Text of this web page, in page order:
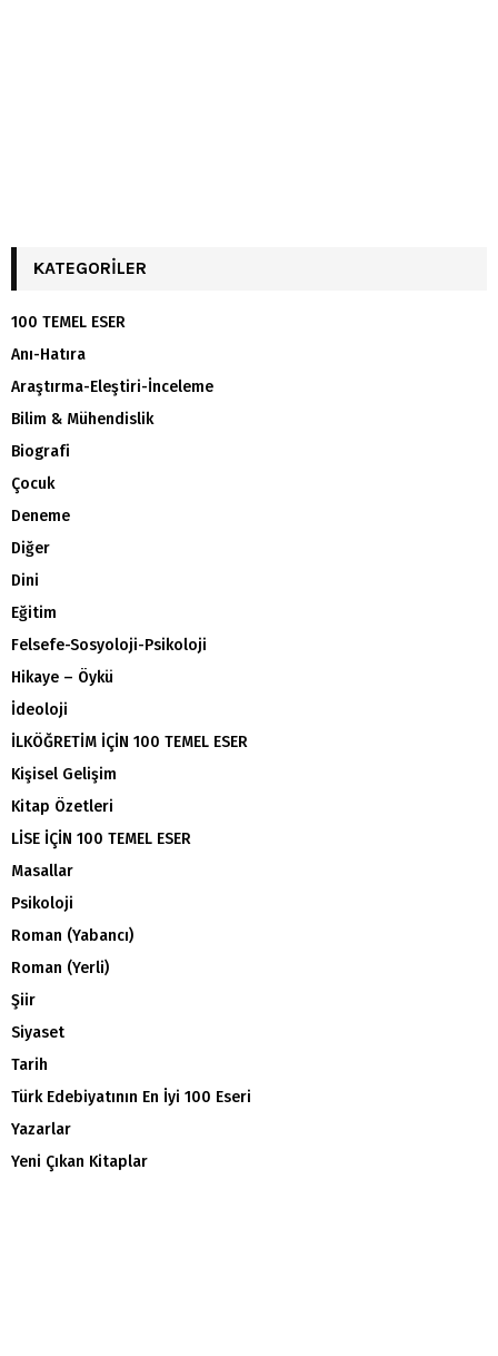
KATEGORILER
100 TEMEL ESER
Anı-Hatıra
Araştırma-Eleştiri-İnceleme
Bilim & Mühendislik
Biografi
Çocuk
Deneme
Diğer
Dini
Eğitim
Felsefe-Sosyoloji-Psikoloji
Hikaye – Öykü
İdeoloji
İLKÖĞRETİM İÇİN 100 TEMEL ESER
Kişisel Gelişim
Kitap Özetleri
LİSE İÇİN 100 TEMEL ESER
Masallar
Psikoloji
Roman (Yabancı)
Roman (Yerli)
Şiir
Siyaset
Tarih
Türk Edebiyatının En İyi 100 Eseri
Yazarlar
Yeni Çıkan Kitaplar